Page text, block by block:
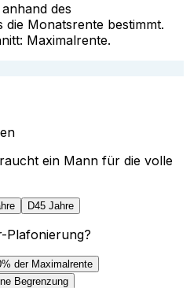
des
Monatsrente bestimmt.
Maximalrente.
ein Mann für die volle
D45 Jahre
Plafonierung?
der Maximalrente
Begrenzung